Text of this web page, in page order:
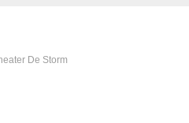
De Storm